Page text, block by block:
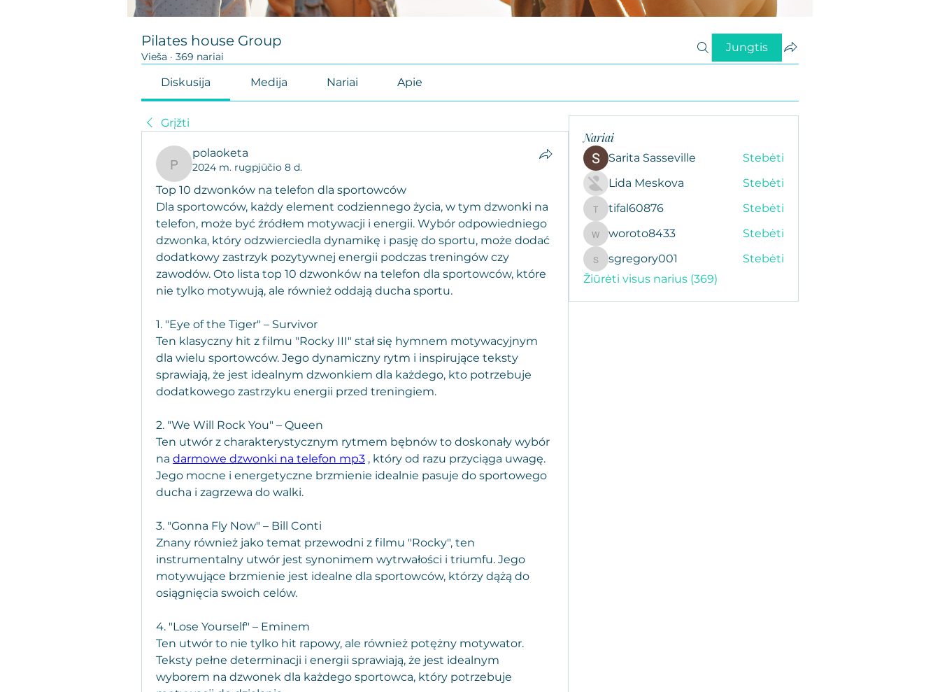
Pilates house Group
Vieša · 369 nariai
Jungtis
Diskusija Medija Nariai Apie
Grįžti
polaoketa
polaoketa
2024 m. rugpjūčio 8 d.
Top 10 dzwonków na telefon dla sportowców
Dla sportowców, każdy element codziennego życia, w tym dzwonki na
telefon, może być źródłem motywacji i energii. Wybór odpowiedniego
dzwonka, który odzwierciedla dynamikę i pasję do sportu, może dodać
dodatkowy zastrzyk pozytywnej energii podczas treningów czy
zawodów. Oto lista top 10 dzwonków na telefon dla sportowców, które
nie tylko motywują, ale również oddają ducha sportu.
1. "Eye of the Tiger" – Survivor
Ten klasyczny hit z filmu "Rocky III" stał się hymnem motywacyjnym
dla wielu sportowców. Jego dynamiczny rytm i inspirujące teksty
sprawiają, że jest idealnym dzwonkiem dla każdego, kto potrzebuje
dodatkowego zastrzyku energii przed treningiem.
2. "We Will Rock You" – Queen
Ten utwór z charakterystycznym rytmem bębnów to doskonały wybór
na darmowe dzwonki na telefon mp3 , który od razu przyciąga uwagę.
Jego mocne i energetyczne brzmienie idealnie pasuje do sportowego
ducha i zagrzewa do walki.
3. "Gonna Fly Now" – Bill Conti
Znany również jako temat przewodni z filmu "Rocky", ten
instrumentalny utwór jest synonimem wytrwałości i triumfu. Jego
motywujące brzmienie jest idealne dla sportowców, którzy dążą do
osiągnięcia swoich celów.
4. "Lose Yourself" – Eminem
Ten utwór to nie tylko hit rapowy, ale również potężny motywator.
Teksty pełne determinacji i energii sprawiają, że jest idealnym
wyborem na dzwonek dla każdego sportowca, który potrzebuje
Nariai
Sarita Sasseville
Stebėti
Lida Meskova
Stebėti
tifal60876
tifal60876 Stebėti
woroto8433
woroto8433 Stebėti
sgregory001
sgregory001
Stebėti
Žiūrėti visus narius (369)